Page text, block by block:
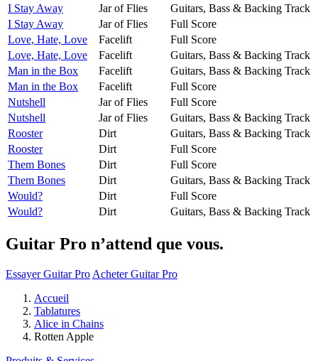
I Stay Away
Jar of Flies
Guitars, Bass & Backing Track
I Stay Away
Jar of Flies
Full Score
Love, Hate, Love
Facelift
Full Score
Love, Hate, Love
Facelift
Guitars, Bass & Backing Track
Man in the Box
Facelift
Guitars, Bass & Backing Track
Man in the Box
Facelift
Full Score
Nutshell
Jar of Flies
Full Score
Nutshell
Jar of Flies
Guitars, Bass & Backing Track
Rooster
Dirt
Guitars, Bass & Backing Track
Rooster
Dirt
Full Score
Them Bones
Dirt
Full Score
Them Bones
Dirt
Guitars, Bass & Backing Track
Would?
Dirt
Full Score
Would?
Dirt Guitars, Bass & Backing Track
Guitar Pro n’attend que vous.
Essayer Guitar Pro Acheter Guitar Pro
Accueil
Tablatures
Alice in Chains
Rotten Apple